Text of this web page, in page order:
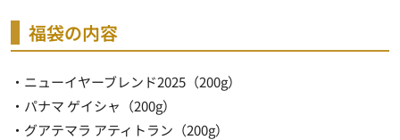
福袋の内容
・ニューイヤーブレンド2025（200g）
・パナマ ゲイシャ（200g）
・グアテマラ アティトラン（200g）